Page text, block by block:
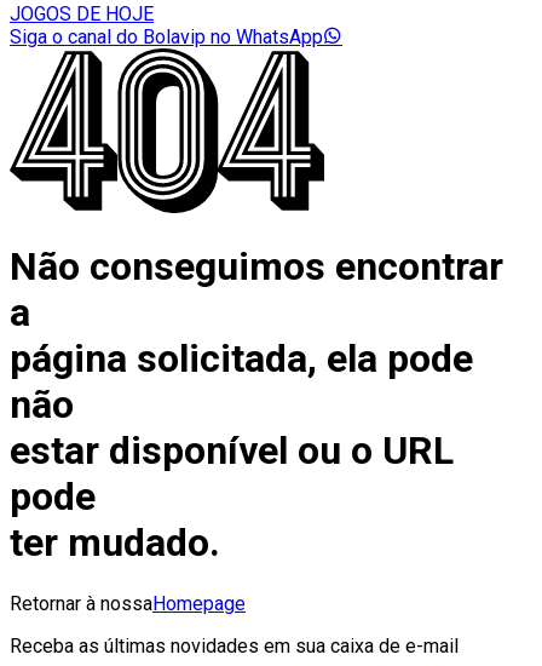
JOGOS DE HOJE
Siga o canal do Bolavip no WhatsApp
Não conseguimos encontrar
a
página solicitada, ela pode
não
estar disponível ou o URL
pode
ter mudado.
Retornar à nossaHomepage
Receba as últimas novidades em sua caixa de e-mail